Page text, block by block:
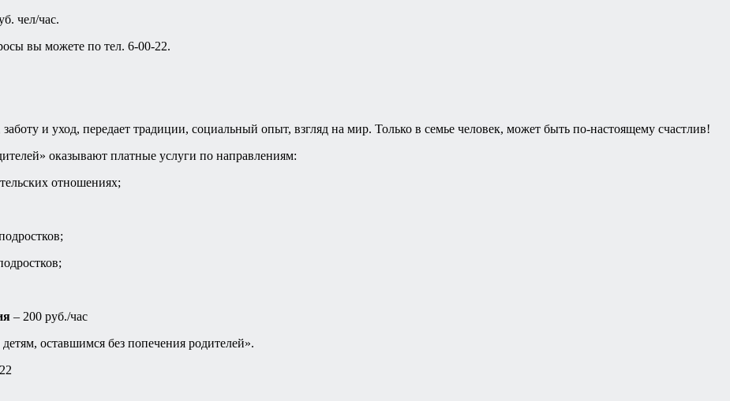
чел/час.
вы можете по тел. 6-00-22.
и уход, передает традиции, социальный опыт, взгляд на мир. Только в семье человек, может быть по-настоящему счастлив!
оказывают платные услуги по направлениям:
отношениях;
– 200 руб./час
оставшимся без попечения родителей».